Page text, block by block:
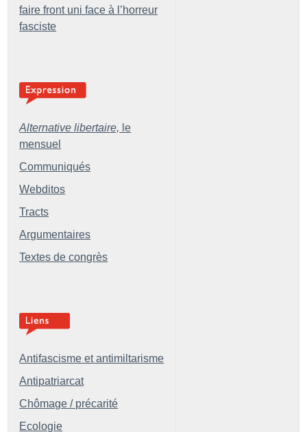
faire front uni face à l’horreur
fasciste
Alternative libertaire, le
mensuel
Communiqués
Webditos
Tracts
Argumentaires
Textes de congrès
Antifascisme et antimiltarisme
Antipatriarcat
Chômage / précarité
Ecologie